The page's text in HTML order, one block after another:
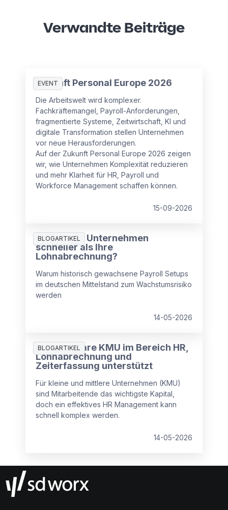
Verwandte Beiträge
EVENT
Zukunft Personal Europe 2026
Die Arbeitswelt wird komplexer.
Fachkräftemangel, Payroll-Anforderungen,
fragmentierte Systeme, Zeitwirtschaft, KI und
digitale Transformation stellen Unternehmen
vor neue Herausforderungen.
Auf der Zukunft Personal Europe 2026 zeigen
wir, wie Unternehmen Komplexität reduzieren
und mehr Klarheit für HR, Payroll und
Workforce Management schaffen können.
15-09-2026
BLOGARTIKEL
Wächst Ihr Unternehmen
schneller als Ihre
Lohnabrechnung?
Warum historisch gewachsene Payroll Setups
im deutschen Mittelstand zum Wachstumsrisiko
werden
14-05-2026
BLOGARTIKEL
Wie Software KMU im Bereich HR,
Lohnabrechnung und
Zeiterfassung unterstützt
Für kleine und mittlere Unternehmen (KMU)
sind Mitarbeitende das wichtigste Kapital,
doch ein effektives HR Management kann
schnell komplex werden.
14-05-2026